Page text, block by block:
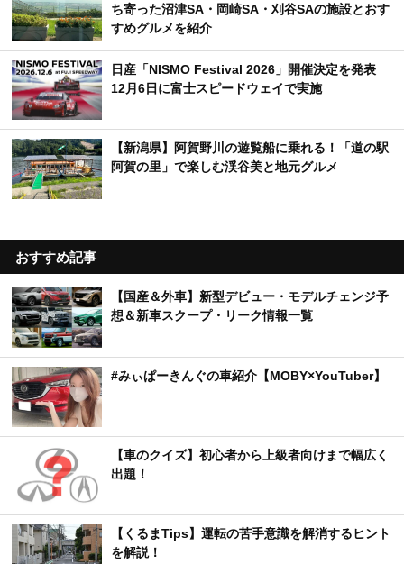
ち寄った沼津SA・岡崎SA・刈谷SAの施設とおす
すめグルメを紹介
日産「NISMO Festival 2026」開催決定を発表
12月6日に富士スピードウェイで実施
【新潟県】阿賀野川の遊覧船に乗れる！「道の駅
阿賀の里」で楽しむ渓谷美と地元グルメ
おすすめ記事
【国産＆外車】新型デビュー・モデルチェンジ予
想＆新車スクープ・リーク情報一覧
#みぃぱーきんぐの車紹介【MOBY×YouTuber】
【車のクイズ】初心者から上級者向けまで幅広く
出題！
【くるまTips】運転の苦手意識を解消するヒント
を解説！